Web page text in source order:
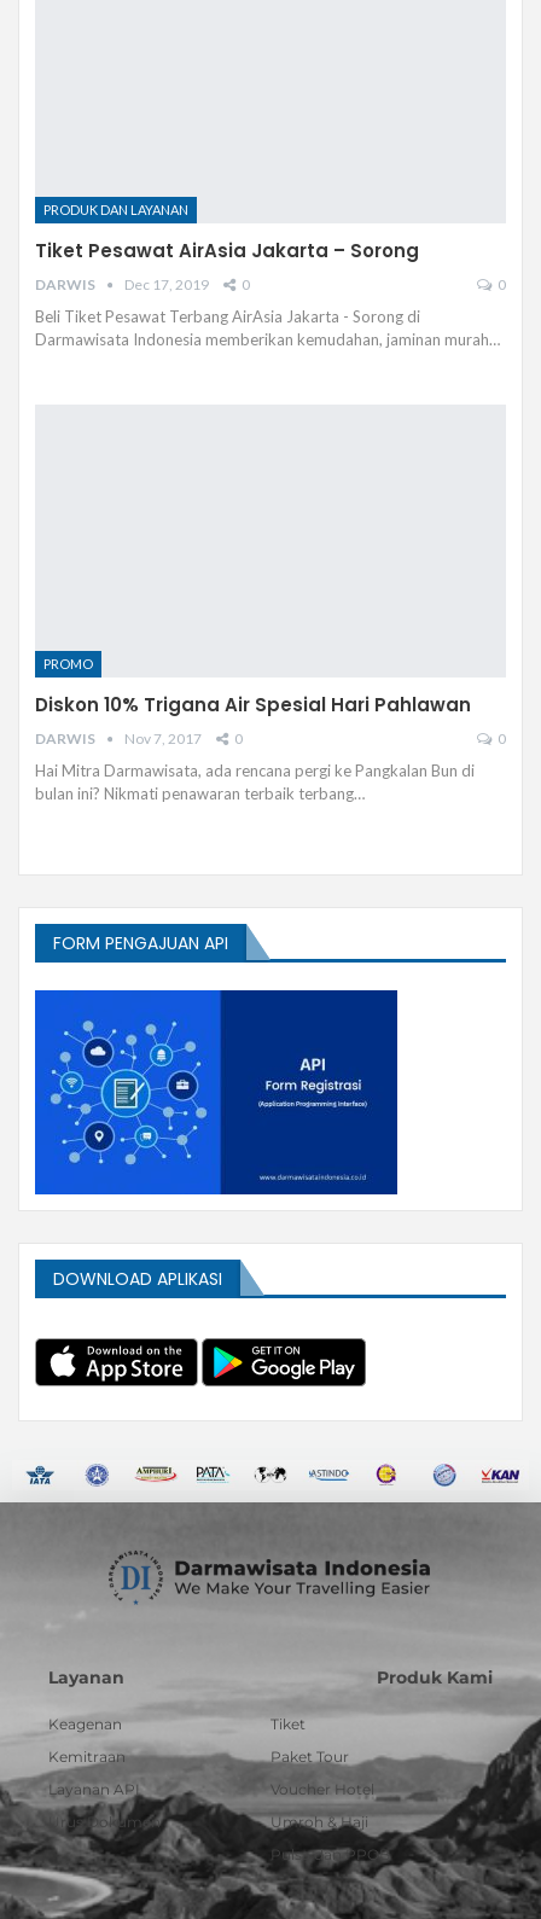
PRODUK DAN LAYANAN
Tiket Pesawat AirAsia Jakarta – Sorong
DARWIS Dec 17, 2019 0 0
Beli Tiket Pesawat Terbang AirAsia Jakarta - Sorong di
Darmawisata Indonesia memberikan kemudahan, jaminan murah…
PROMO
Diskon 10% Trigana Air Spesial Hari Pahlawan
DARWIS Nov 7, 2017 0 0
Hai Mitra Darmawisata, ada rencana pergi ke Pangkalan Bun di
bulan ini? Nikmati penawaran terbaik terbang…
FORM PENGAJUAN API
DOWNLOAD APLIKASI
Layanan
Keagenan
Kemitraan
Layanan API
Urus Dokumen
Produk Kami
Tiket
Paket Tour
Voucher Hotel
Umroh & Haji
Pulsa dan PPOB